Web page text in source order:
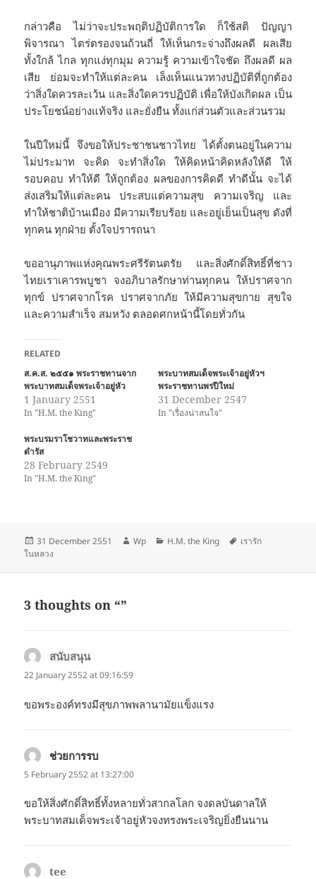
กล่าวคือ ไม่ว่าจะประพฤติปฏิบัติการใด ก็ใช้สติ ปัญญา
พิจารณา ไตร่ตรองจนถ้วนถี่ ให้เห็นกระจ่างถึงผลดี ผลเสีย
ทั้งใกล้ ไกล ทุกแง่ทุกมุม ความรู้ ความเข้าใจชัด ถึงผลดี ผล
เสีย ย่อมจะทำให้แต่ละคน เล็งเห็นแนวทางปฏิบัติที่ถูกต้อง
ว่าสิ่งใดควรละเว้น และสิ่งใดควรปฏิบัติ เพื่อให้บังเกิดผล เป็น
ประโยชน์อย่างแท้จริง และยั่งยืน ทั้งแก่ส่วนตัวและส่วนรวม
ในปีใหม่นี้ จึงขอให้ประชาชนชาวไทย ได้ตั้งตนอยู่ในความ
ไม่ประมาท จะคิด จะทำสิ่งใด ให้คิดหน้าคิดหลังให้ดี ให้
รอบคอบ ทำให้ดี ให้ถูกต้อง ผลของการคิดดี ทำดีนั้น จะได้
ส่งเสริมให้แต่ละคน ประสบแต่ความสุข ความเจริญ และ
ทำให้ชาติบ้านเมือง มีความเรียบร้อย และอยู่เย็นเป็นสุข ดังที่
ทุกคน ทุกฝ่าย ตั้งใจปรารถนา
ขออานุภาพแห่งคุณพระศรีรัตนตรัย และสิ่งศักดิ์สิทธิ์ที่ชาว
ไทยเราเคารพบูชา จงอภิบาลรักษาท่านทุกคน ให้ปราศจาก
ทุกข์ ปราศจากโรค ปราศจากภัย ให้มีความสุขกาย สุขใจ
และความสำเร็จ สมหวัง ตลอดศกหน้านี้โดยทั่วกัน
RELATED
ส.ค.ส. ๒๕๕๑ พระราชทานจาก
พระบาทสมเด็จพระเจ้าอยู่หัว
1 January 2551
In "H.M. the King"
พระบาทสมเด็จพระเจ้าอยู่หัวฯ
พระราชทานพรปีใหม่
31 December 2547
In "เรื่องน่าสนใจ"
พระบรมราโชวาทและพระราช
ดำรัส
28 February 2549
In "H.M. the King"
Posted
on
31 December 2551 Author
Wp Categories
H.M. the King Tags
เรารัก
ในหลวง
3 thoughts on “”
สนับสนุนsays:
22 January 2552 at 09:16:59
ขอพระองค์ทรงมีสุขภาพพลานามัยแข็งแรง
ช่วยการรบ
5 February 2552 at 13:27:00
ขอให้สิ่งศักดิ์สิทธิ์ทั้งหลายทั่วสากลโลก จงดลบันดาลให้
พระบาทสมเด็จพระเจ้าอยู่หัวจงทรงพระเจริญยิ่งยืนนาน
tee